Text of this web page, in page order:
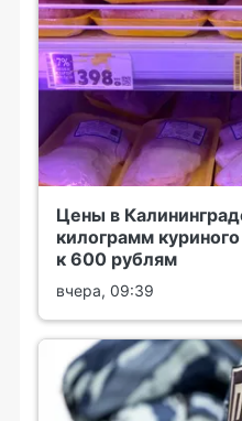
Цены в
килограмм
к 600 рублям
вчера, 09:39